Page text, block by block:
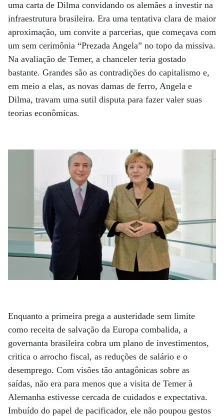
uma carta de Dilma convidando os alemães a investir na
infraestrutura brasileira. Era uma tentativa clara de maior
aproximação, um convite a parcerias, que começava com
um sem cerimônia “Prezada Angela” no topo da missiva.
Na avaliação de Temer, a chanceler teria gostado
bastante. Grandes são as contradições do capitalismo e,
em meio a elas, as novas damas de ferro, Angela e
Dilma, travam uma sutil disputa para fazer valer suas
teorias econômicas.
Enquanto a primeira prega a austeridade sem limite
como receita de salvação da Europa combalida, a
governanta brasileira cobra um plano de investimentos,
critica o arrocho fiscal, as reduções de salário e o
desemprego. Com visões tão antagônicas sobre as
saídas, não era para menos que a visita de Temer à
Alemanha estivesse cercada de cuidados e expectativa.
Imbuído do papel de pacificador, ele não poupou gestos